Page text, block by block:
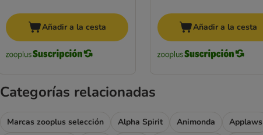
Añadir a la cesta Añadir a la cesta
Categorías relacionadas
Marcas zooplus selección Alpha Spirit Animonda Applaws